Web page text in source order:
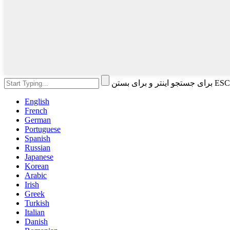
English
French
German
Portuguese
Spanish
Russian
Japanese
Korean
Arabic
Irish
Greek
Turkish
Italian
Danish